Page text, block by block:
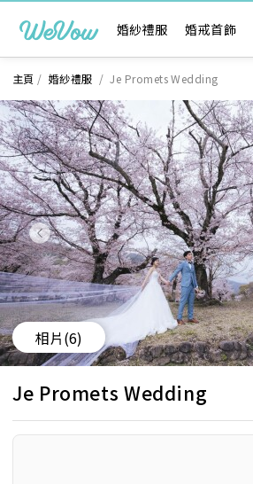
婚紗禮服 婚戒首飾
主頁 / 婚紗禮服 /Je Promets Wedding
相片(6)
Je Promets Wedding